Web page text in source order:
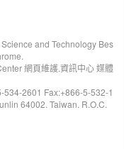
and Technology Bes
網頁維護.資訊中心 媒體
2601 Fax:+866-5-532-1
64002. Taiwan. R.O.C.